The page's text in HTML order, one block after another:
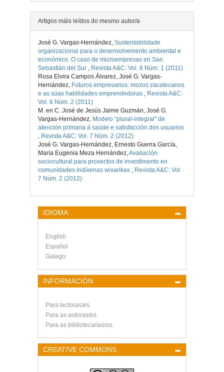
Artigos máis leídos do mesmo autor/a
José G. Vargas-Hernández, Sustentabilidade
organizacional para o desenvolvemento ambiental e
económico. O caso de microempresas en San
Sebastián del Sur
Revista A&C: Vol. 6 Núm. 1 (2011)
Rosa Elvira Campos Álvarez, José G. Vargas-
Hernández, Futuros empresarios: mozos zacatecanos
e as súas habilidades emprendedoras
Revista A&C:
Vol. 6 Núm. 2 (2011)
M. en C. José de Jesús Jaime Guzmán, José G.
Vargas-Hernández, Modelo “plural-integral” de
atención primaria á saúde e satisfacción dos usuarios
Revista A&C: Vol. 7 Núm. 2 (2012)
José G. Vargas-Hernández, Ernesto Guerra García,
María Eugenia Meza Hernández, Avaliación
sociocultural para proxectos de investimento en
comunidades indíxenas wixarikas
Revista A&C: Vol.
7 Núm. 2 (2012)
IDIOMA
English
Español
Galego
INFORMACIÓN
Para lectoras/es
Para as autoras/es
Para as bibliotecarias/os
CREATIVE COMMONS